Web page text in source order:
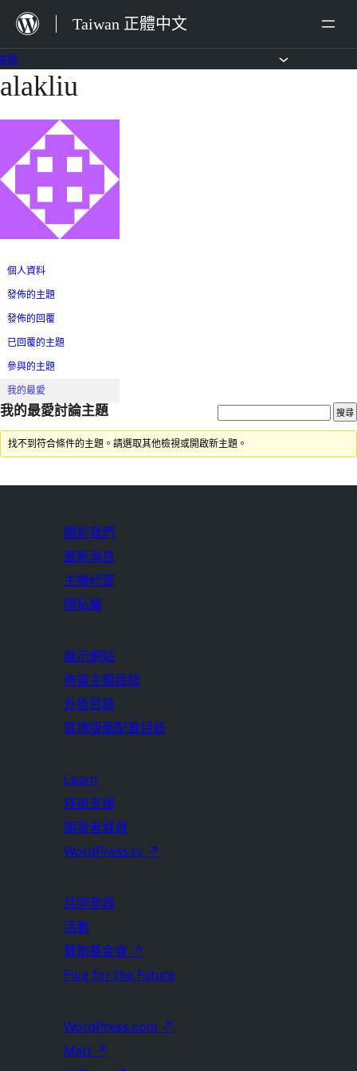
主
要
Taiwan 正體中文
壇
跳
內
alakliu
個人資料
發佈的主題
發佈的回覆
已回覆的主題
參與的主題
我的最愛
我的最愛討論主題
找不到符合條件的主題。請選取其他檢視或開啟新主題。
關於我們
最新消息
主機代管
隱私權
展示網站
佈景主題目錄
外掛目錄
區塊版面配置目錄
Learn
技術支援
開發者資源
WordPress.tv ↗
共同參與
活動
贊助基金會 ↗
Five for the Future
WordPress.com ↗
Matt ↗